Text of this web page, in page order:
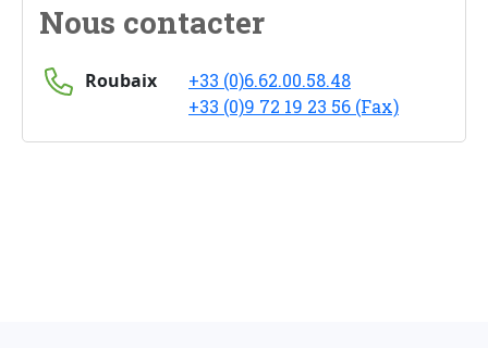
Nous contacter
Roubaix
+33 (0)6.62.00.58.48
+33 (0)9 72 19 23 56 (Fax)